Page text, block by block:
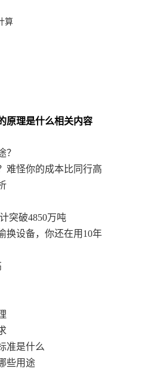
算
原理是什么相关内容
？
难怪你的成本比同行高
突破4850万吨
换设备，你还在用10年
准是什么
些用途